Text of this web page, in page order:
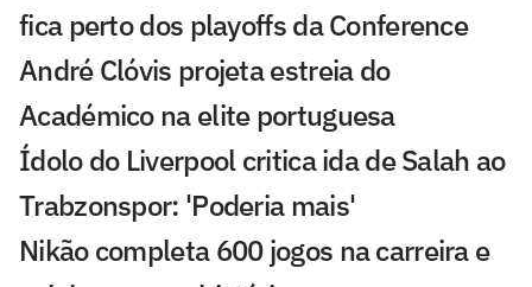
fica perto dos playoffs da Conference
André Clóvis projeta estreia do
Académico na elite portuguesa
Ídolo do Liverpool critica ida de Salah ao
Trabzonspor: 'Poderia mais'
Nikão completa 600 jogos na carreira e